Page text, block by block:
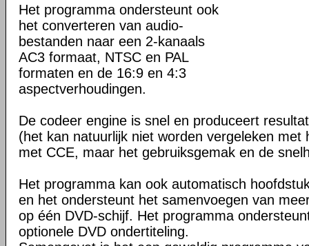
Het programma ondersteunt ook
het converteren van audio-
bestanden naar een 2-kanaals
AC3 formaat, NTSC en PAL
formaten en de 16:9 en 4:3
aspectverhoudingen.
De codeer engine is snel en produceert
(het kan natuurlijk niet worden vergeleken met
met CCE, maar het gebruiksgemak en de
Het programma kan ook automatisch
en het ondersteunt het samenvoegen van
op één DVD-schijf. Het programma
optionele DVD ondertiteling.